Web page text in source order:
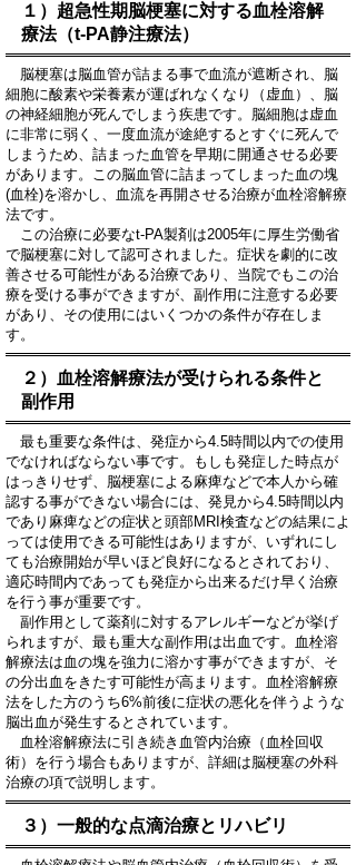
１）超急性期脳梗塞に対する血栓溶解
療法（t-PA静注療法）
脳梗塞は脳血管が詰まる事で血流が遮断され、脳
細胞に酸素や栄養素が運ばれなくなり（虚血）、脳
の神経細胞が死んでしまう疾患です。脳細胞は虚血
に非常に弱く、一度血流が途絶するとすぐに死んで
しまうため、詰まった血管を早期に開通させる必要
があります。この脳血管に詰まってしまった血の塊
(血栓)を溶かし、血流を再開させる治療が血栓溶解療
法です。
この治療に必要なt-PA製剤は2005年に厚生労働省
で脳梗塞に対して認可されました。症状を劇的に改
善させる可能性がある治療であり、当院でもこの治
療を受ける事ができますが、副作用に注意する必要
があり、その使用にはいくつかの条件が存在しま
す。
２）血栓溶解療法が受けられる条件と
副作用
最も重要な条件は、発症から4.5時間以内での使用
でなければならない事です。もしも発症した時点が
はっきりせず、脳梗塞による麻痺などで本人から確
認する事ができない場合には、発見から4.5時間以内
であり麻痺などの症状と頭部MRI検査などの結果によ
っては使用できる可能性はありますが、いずれにし
ても治療開始が早いほど良好になるとされており、
適応時間内であっても発症から出来るだけ早く治療
を行う事が重要です。
副作用として薬剤に対するアレルギーなどが挙げ
られますが、最も重大な副作用は出血です。血栓溶
解療法は血の塊を強力に溶かす事ができますが、そ
の分出血をきたす可能性が高まります。血栓溶解療
法をした方のうち6%前後に症状の悪化を伴うような
脳出血が発生するとされています。
血栓溶解療法に引き続き血管内治療（血栓回収
術）を行う場合もありますが、詳細は脳梗塞の外科
治療の項で説明します。
３）一般的な点滴治療とリハビリ